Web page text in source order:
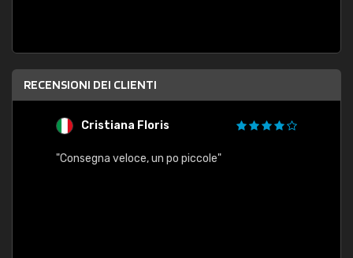
RECENSIONI DEI CLIENTI
Cristiana Floris
"Consegna veloce, un po piccole"